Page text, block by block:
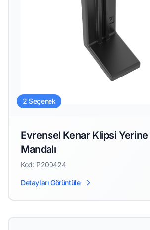
2 Seçenek
Evrensel Kenar Klipsi
Mandalı
Kod: P200424
Detayları Görüntüle